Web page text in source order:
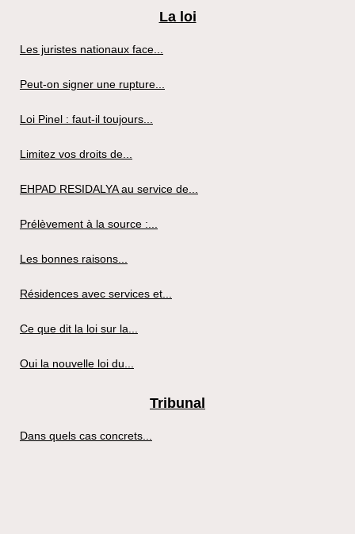
La loi
Les juristes nationaux face...
Peut-on signer une rupture...
Loi Pinel : faut-il toujours...
Limitez vos droits de...
EHPAD RESIDALYA au service de...
Prélèvement à la source :...
Les bonnes raisons...
Résidences avec services et...
Ce que dit la loi sur la...
Oui la nouvelle loi du...
Tribunal
Dans quels cas concrets...